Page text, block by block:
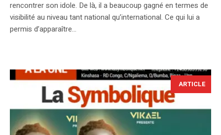
rencontrer son idole. De là, il a beaucoup gagné en termes de
visibilité au niveau tant national qu’international. Ce qui lui a
permis d’apparaître...
ARTICLE